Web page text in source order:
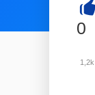
+
0
1,2k